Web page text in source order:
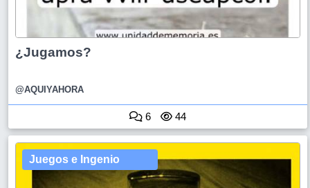
¿Jugamos?
@AQUIYAHORA
6 44
Juegos e Ingenio